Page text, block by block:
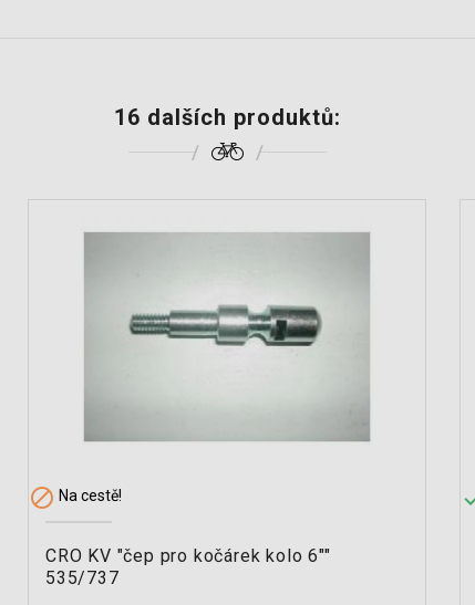
16 dalších produktů:
 Na cestě!
CRO KV "čep pro kočárek kolo 6""
535/737